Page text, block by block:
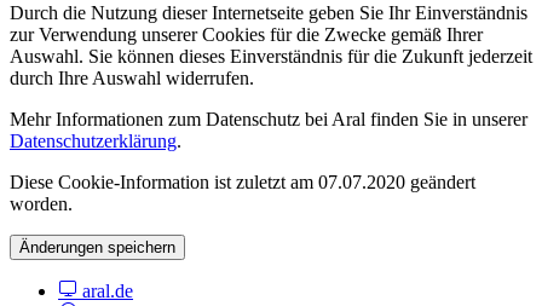
Durch die Nutzung dieser Internetseite geben Sie Ihr Einverständnis
zur Verwendung unserer Cookies für die Zwecke gemäß Ihrer
Auswahl. Sie können dieses Einverständnis für die Zukunft jederzeit
durch Ihre Auswahl widerrufen.
Mehr Informationen zum Datenschutz bei Aral finden Sie in unserer
Datenschutzerklärung.
Diese Cookie-Information ist zuletzt am 07.07.2020 geändert
worden.
Änderungen speichern
aral.de